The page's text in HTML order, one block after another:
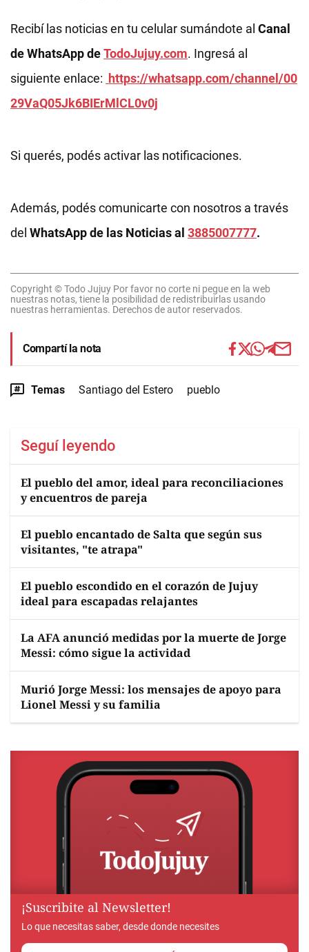
Recibí las noticias en tu celular sumándote al Canal
de WhatsApp deTodoJujuy.com. Ingresá al
siguiente enlace: https://whatsapp.com/channel/00
29VaQ05Jk6BIErMlCL0v0j
Si querés, podés activar las notificaciones.
Además, podés comunicarte con nosotros a través
del WhatsApp de las Noticias al 3885007777.
Copyright © Todo Jujuy Por favor no corte ni pegue en la web
nuestras notas, tiene la posibilidad de redistribuirlas usando
nuestras herramientas. Derechos de autor reservados.
Compartí la nota
Temas Santiago del Estero pueblo
Seguí leyendo
El pueblo del amor, ideal para reconciliaciones
y encuentros de pareja
El pueblo encantado de Salta que según sus
visitantes, "te atrapa"
El pueblo escondido en el corazón de Jujuy
ideal para escapadas relajantes
La AFA anunció medidas por la muerte de Jorge
Messi: cómo sigue la actividad
Murió Jorge Messi: los mensajes de apoyo para
Lionel Messi y su familia
¡Suscribite al Newsletter!
Lo que necesitas saber, desde donde necesites